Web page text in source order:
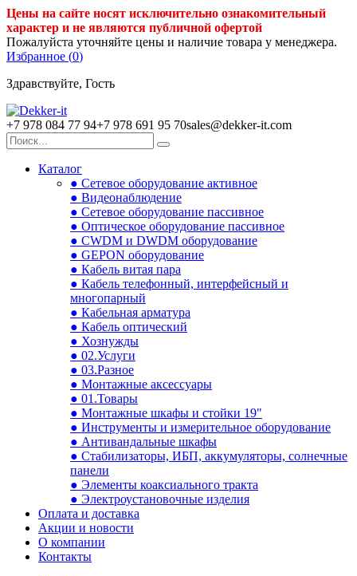
Цены на сайте носят исключительно ознакомительный
характер и не являются публичной офертой
Пожалуйста уточняйте цены и наличие товара у менеджера.
Избранное (0)
Здравствуйте, Гость
+7 978 084 77 94+7 978 691 95 70sales@dekker-it.com
Каталог
● Сетевое оборудование активное
● Видеонаблюдение
● Сетевое оборудование пассивное
● Оптическое оборудование пассивное
● CWDM и DWDM оборудование
● GEPON оборудование
● Кабель витая пара
● Кабель телефонный, интерфейсный и
многопарный
● Кабельная арматура
● Кабель оптический
● Хознужды
● 02.Услуги
● 03.Разное
● Монтажные аксессуары
● 01.Товары
● Монтажные шкафы и стойки 19"
● Инструменты и измерительное оборудование
● Антивандальные шкафы
● Стабилизаторы, ИБП, аккумуляторы, солнечные
панели
● Элементы коаксиального тракта
● Электроустановочные изделия
Оплата и доставка
Акции и новости
О компании
Контакты